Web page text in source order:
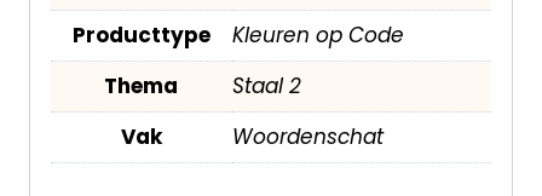
Producttype
Kleuren op Code
Thema
Staal 2
Vak
Woordenschat